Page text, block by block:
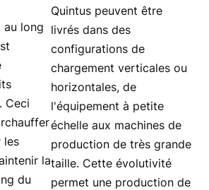
long
Ceci
les
la
du
Quintus peuvent être
livrés dans des
configurations de
chargement verticales ou
horizontales, de
l'équipement à petite
échelle aux machines de
production de très grande
taille. Cette évolutivité
permet une production de